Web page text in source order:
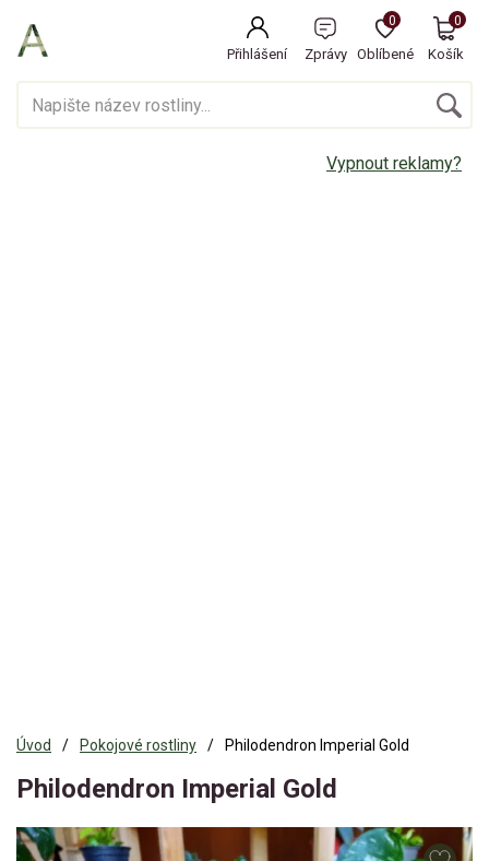
Přihlášení Zprávy Oblíbené
0
Košík
0
Vypnout reklamy?
Úvod Pokojové rostliny Philodendron Imperial Gold
Philodendron Imperial Gold